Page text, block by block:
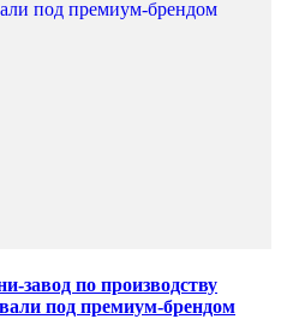
завод по производству
под премиум-брендом